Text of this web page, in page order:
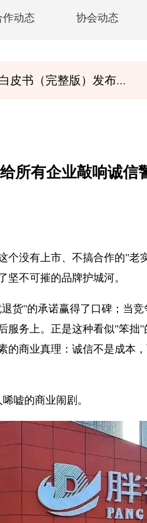
作动态 协会动态
发布！传华夏文脉，行至诚商道
所有企业敲响诚信
个没有上市、不搞合作的"老
坚不可摧的品牌护城河。
货"的承诺赢得了口碑；当
服务上。正是这种看似"笨拙
的商业真理：诚信不是成本
嘘的商业闹剧。